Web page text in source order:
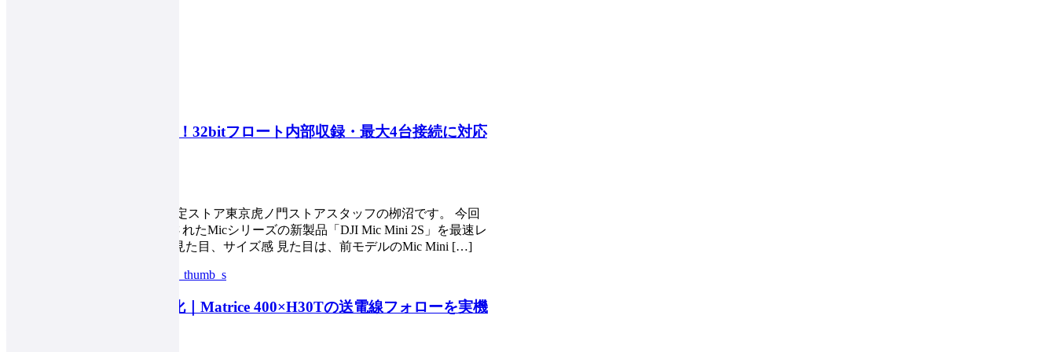
DJI Mic Mini 2S レビュー！32bitフロート内部収録・最大4台接続に対応
みなさん、こんにちは。DJI認定ストア東京虎ノ門ストアスタッフの栁沼です。 今回
は、2026年8月4日21時に発表されたMicシリーズの新製品「DJI Mic Mini 2S」を最速レ
ビューします。 Mic Mini 2Sの見た目、サイズ感 見た目は、前モデルのMic Mini […]
送電線点検の撮影を効率化｜Matrice 400×H30Tの送電線フォローを実機